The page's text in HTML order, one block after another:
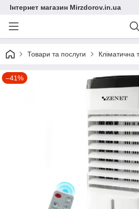
Інтернет магазин Mirzdorov.in.ua
Товари та послуги Кліматична
–41%